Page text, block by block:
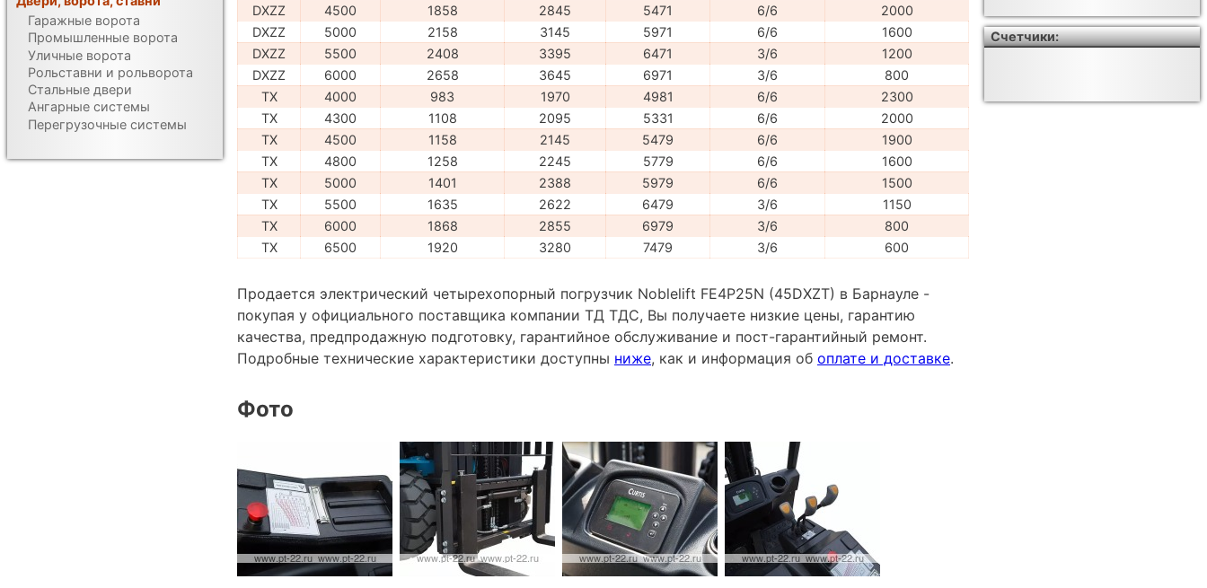
DXZZ
4500 1858 2845 5471 6/6
2000
DXZZ
5000 2158 3145 5971 6/6
1600
DXZZ
5500 2408 3395 6471 3/6
1200
DXZZ
6000 2658 3645 6971 3/6
800
TX
4000 983 1970 4981 6/6
2300
TX
4300 1108 2095 5331 6/6
2000
TX
4500 1158 2145 5479 6/6
1900
TX
4800 1258 2245 5779 6/6
1600
TX
5000 1401 2388 5979 6/6
1500
TX
5500 1635 2622 6479 3/6
1150
TX
6000 1868 2855 6979 3/6
800
TX
6500 1920 3280 7479 3/6 600
Продается электрический четырехопорный погрузчик Noblelift FE4P25N (45DXZT) в Барнауле -
покупая у официального поставщика компании ТД ТДС, Вы получаете низкие цены, гарантию
качества, предпродажную подготовку, гарантийное обслуживание и пост-гарантийный ремонт.
Подробные технические характеристики доступны ниже, как и информация об оплате и доставке.
Фото
Гаражные ворота
Промышленные ворота
Уличные ворота
Рольставни и рольворота
Стальные двери
Ангарные системы
Перегрузочные системы
Счетчики: